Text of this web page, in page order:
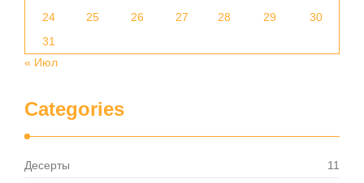
24
25 26 27 28 29
30
31
« Июл
Categories
Десерты
11